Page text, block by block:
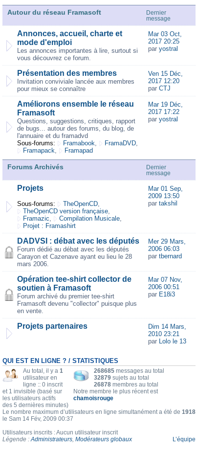
Autour du réseau Framasoft
Dernier
message
Annonces, accueil, charte et
mode d'emploi
Les annonces importantes à lire, surtout si
vous découvrez ce forum.
Mar 03 Oct,
2017 20:25
par yostral
Présentation des membres
Invitation conviviale lancée aux membres
pour mieux se connaître
Ven 15 Déc,
2017 12:20
par CTJ
Améliorons ensemble le réseau
Framasoft
Questions, suggestions, critiques, rapport
de bugs... autour des forums, du blog, de
l'annuaire et du framadvd
Sous-forums:
Framabook, FramaDVD,
Framapack, Framapad
Mar 19 Déc,
2017 17:22
par yostral
Forums Archivés
Dernier
message
Projets
Sous-forums: TheOpenCD,
TheOpenCD version française,
Framazic, Compilation Musicale,
Projet : Framashirt
Mar 01 Sep,
2009 13:50
par takshil
DADVSI : débat avec les députés
Forum dédié au débat avec les députés
Carayon et Cazenave ayant eu lieu le 28
mars 2006.
Mer 29 Mars,
2006 06:03
par tbernard
Opération tee-shirt collector de
soutien à Framasoft
Forum archivé du premier tee-shirt
Framasoft devenu "collector" puisque plus
en vente.
Mar 07 Nov,
2006 00:51
par E18i3
Projets partenaires
Dim 14 Mars,
2010 23:21
par Lolo le 13
QUI EST EN LIGNE ? / STATISTIQUES
268685 messages au total
32879 sujets au total
26878 membres au total
Notre membre le plus récent est
chamoisrouge
Au total, il y a 1
utilisateur en
ligne :: 0 inscrit
et 1 invisible (basé sur
les utilisateurs actifs
des 5 dernières minutes)
Le nombre maximum d’utilisateurs en ligne simultanément a été de 1918
le Sam 14 Fév, 2009 00:37
Utilisateurs inscrits : Aucun utilisateur inscrit
Légende :Administrateurs, Modérateurs globaux L’équipe